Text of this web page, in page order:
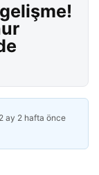
2 ay 2 hafta önce